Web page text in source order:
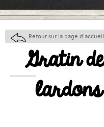
Retour sur la page d'accueil
Gratin